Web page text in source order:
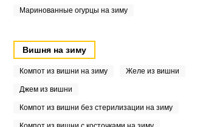
Маринованные огурцы на зиму
Вишня на зиму
Компот из вишни на зиму Желе из вишни
Джем из вишни
Компот из вишни без стерилизации на зиму